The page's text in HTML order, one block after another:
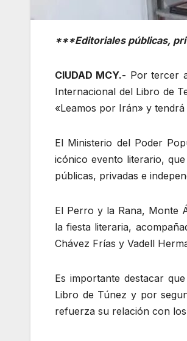
***Editoriales públicas,
CIUDAD MCY.- Por tercer
Internacional del Libro de
«Leamos por Irán» y
El Ministerio del Poder
icónico evento literario,
públicas, privadas e
El Perro y la Rana, Monte
la fiesta literaria,
Chávez Frías y Vadell
Es importante destacar
Libro de Túnez y por
refuerza su relación con